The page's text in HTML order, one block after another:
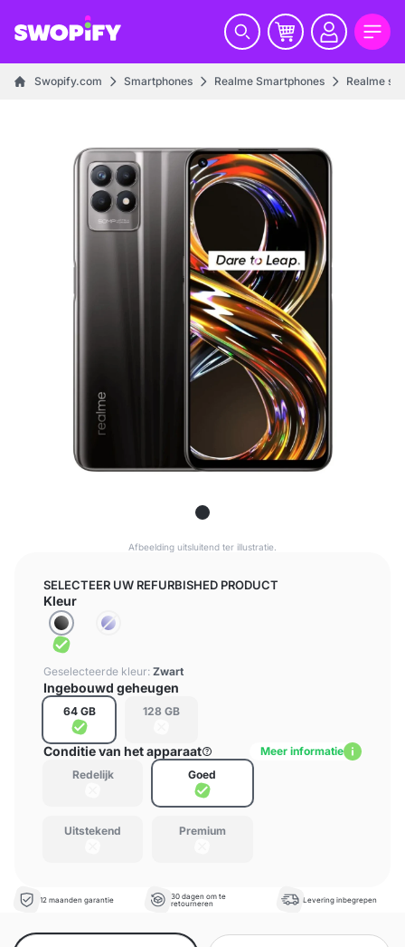
Swopify.com Smartphones Realme Smartphones Realme
Afbeelding uitsluitend ter illustratie.
SELECTEER UW REFURBISHED PRODUCT
Kleur
Geselecteerde kleur: Zwart
Ingebouwd geheugen
64 GB 128 GB
Conditie van het apparaat
Meer informatie
Redelijk
Goed
Uitstekend Premium
12 maanden garantie
30 dagen om te
retourneren
Levering inbegrepen